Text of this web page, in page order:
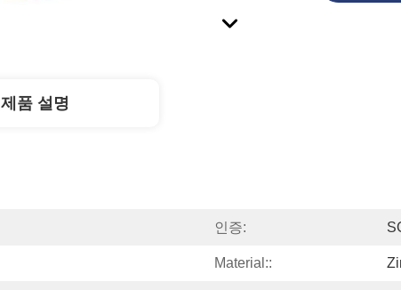
제품 설명
인증:
Material::